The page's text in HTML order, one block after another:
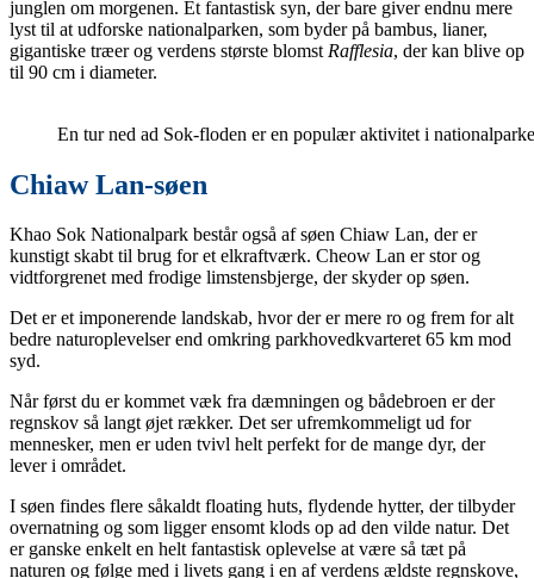
junglen om morgenen. Et fantastisk syn, der bare giver endnu mere
lyst til at udforske nationalparken, som byder på bambus, lianer,
gigantiske træer og verdens største blomst Rafflesia, der kan blive op
til 90 cm i diameter.
En tur ned ad Sok-floden er en populær aktivitet i
Chiaw Lan-søen
Khao Sok Nationalpark består også af søen Chiaw Lan, der er
kunstigt skabt til brug for et elkraftværk. Cheow Lan er stor og
vidtforgrenet med frodige limstensbjerge, der skyder op søen.
Det er et imponerende landskab, hvor der er mere ro og frem for alt
bedre naturoplevelser end omkring parkhovedkvarteret 65 km mod
syd.
Når først du er kommet væk fra dæmningen og bådebroen er der
regnskov så langt øjet rækker. Det ser ufremkommeligt ud for
mennesker, men er uden tvivl helt perfekt for de mange dyr, der
lever i området.
I søen findes flere såkaldt floating huts, flydende hytter, der tilbyder
overnatning og som ligger ensomt klods op ad den vilde natur. Det
er ganske enkelt en helt fantastisk oplevelse at være så tæt på
naturen og følge med i livets gang i en af verdens ældste regnskove,